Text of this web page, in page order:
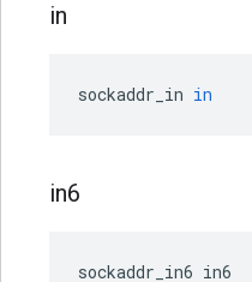
in
sockaddr_in in
in6
sockaddr_in6 in6